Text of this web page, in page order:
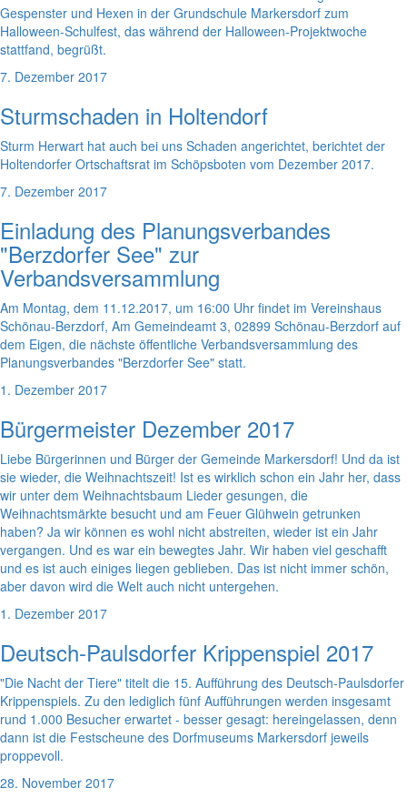
Gespenster und Hexen in der Grundschule Markersdorf zum
Halloween-Schulfest, das während der Halloween-Projektwoche
stattfand, begrüßt.
7. Dezember 2017
Sturmschaden in Holtendorf
Sturm Herwart hat auch bei uns Schaden angerichtet, berichtet der
Holtendorfer Ortschaftsrat im Schöpsboten vom Dezember 2017.
7. Dezember 2017
Einladung des Planungsverbandes
"Berzdorfer See" zur
Verbandsversammlung
Am Montag, dem 11.12.2017, um 16:00 Uhr findet im Vereinshaus
Schönau-Berzdorf, Am Gemeindeamt 3, 02899 Schönau-Berzdorf auf
dem Eigen, die nächste öffentliche Verbandsversammlung des
Planungsverbandes "Berzdorfer See" statt.
1. Dezember 2017
Bürgermeister Dezember 2017
Liebe Bürgerinnen und Bürger der Gemeinde Markersdorf! Und da ist
sie wieder, die Weihnachtszeit! Ist es wirklich schon ein Jahr her, dass
wir unter dem Weihnachtsbaum Lieder gesungen, die
Weihnachtsmärkte besucht und am Feuer Glühwein getrunken
haben? Ja wir können es wohl nicht abstreiten, wieder ist ein Jahr
vergangen. Und es war ein bewegtes Jahr. Wir haben viel geschafft
und es ist auch einiges liegen geblieben. Das ist nicht immer schön,
aber davon wird die Welt auch nicht untergehen.
1. Dezember 2017
Deutsch-Paulsdorfer Krippenspiel 2017
"Die Nacht der Tiere" titelt die 15. Aufführung des Deutsch-Paulsdorfer
Krippenspiels. Zu den lediglich fünf Aufführungen werden insgesamt
rund 1.000 Besucher erwartet - besser gesagt: hereingelassen, denn
dann ist die Festscheune des Dorfmuseums Markersdorf jeweils
proppevoll.
28. November 2017